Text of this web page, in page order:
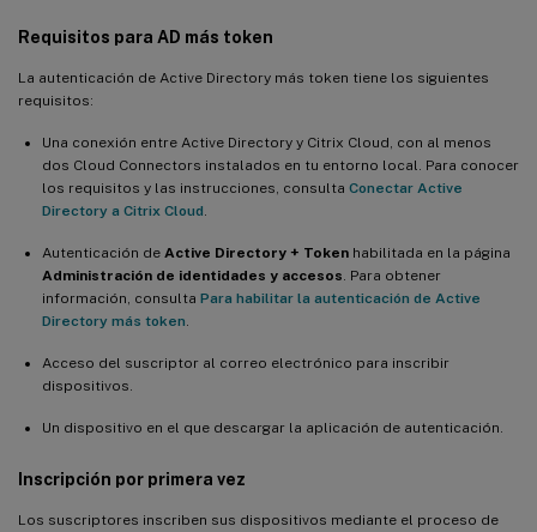
Requisitos para AD más token
La autenticación de Active Directory más token tiene los siguientes
requisitos:
Una conexión entre Active Directory y Citrix Cloud, con al menos
dos Cloud Connectors instalados en tu entorno local. Para conocer
los requisitos y las instrucciones, consulta Conectar Active
Directory a Citrix Cloud
Autenticación de Active Directory + Token habilitada en la página
Administración de identidades y accesos . Para obtener
información, consulta Para habilitar la autenticación de Active
Directory más token
Acceso del suscriptor al correo electrónico para inscribir
dispositivos.
Un dispositivo en el que descargar la aplicación de autenticación.
Inscripción por primera vez
Los suscriptores inscriben sus dispositivos mediante el proceso de